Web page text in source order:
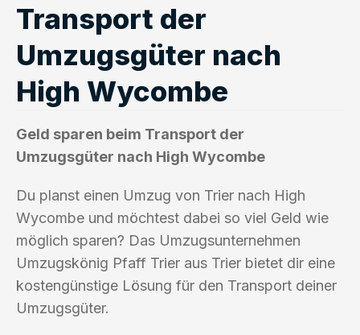
Transport der
Umzugsgüter nach
High Wycombe
Geld sparen beim Transport der
Umzugsgüter nach High Wycombe
Du planst einen Umzug von Trier nach High
Wycombe und möchtest dabei so viel Geld wie
möglich sparen? Das Umzugsunternehmen
Umzugskönig Pfaff Trier aus Trier bietet dir eine
kostengünstige Lösung für den Transport deiner
Umzugsgüter.